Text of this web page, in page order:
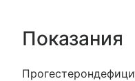
Показания